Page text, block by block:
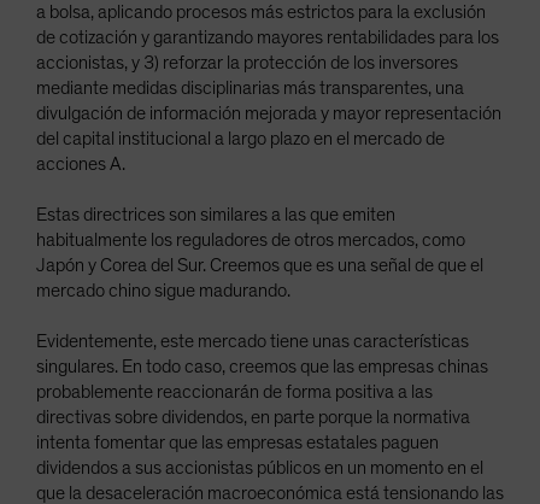
a bolsa, aplicando procesos más estrictos para la exclusión
de cotización y garantizando mayores rentabilidades para los
accionistas, y 3) reforzar la protección de los inversores
mediante medidas disciplinarias más transparentes, una
divulgación de información mejorada y mayor representación
del capital institucional a largo plazo en el mercado de
acciones A.
Estas directrices son similares a las que emiten
habitualmente los reguladores de otros mercados, como
Japón y Corea del Sur. Creemos que es una señal de que el
mercado chino sigue madurando.
Evidentemente, este mercado tiene unas características
singulares. En todo caso, creemos que las empresas chinas
probablemente reaccionarán de forma positiva a las
directivas sobre dividendos, en parte porque la normativa
intenta fomentar que las empresas estatales paguen
dividendos a sus accionistas públicos en un momento en el
que la desaceleración macroeconómica está tensionando las